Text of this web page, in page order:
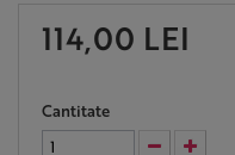
114,00 LEI
Cantitate